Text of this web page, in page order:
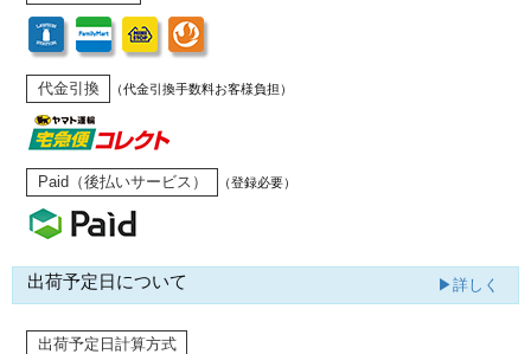
代金引換 （代金引換手数料お客様負担）
Paid（後払いサービス） （登録必要）
出荷予定日について ▶詳しく
出荷予定日計算方式